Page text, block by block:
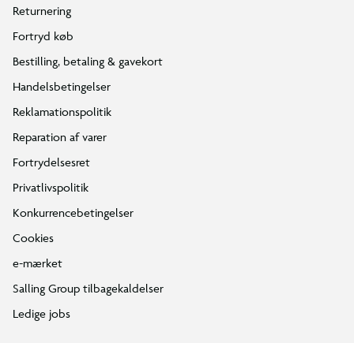
Returnering
Fortryd køb
Bestilling, betaling & gavekort
Handelsbetingelser
Reklamationspolitik
Reparation af varer
Fortrydelsesret
Privatlivspolitik
Konkurrencebetingelser
Cookies
e-mærket
Salling Group tilbagekaldelser
Ledige jobs